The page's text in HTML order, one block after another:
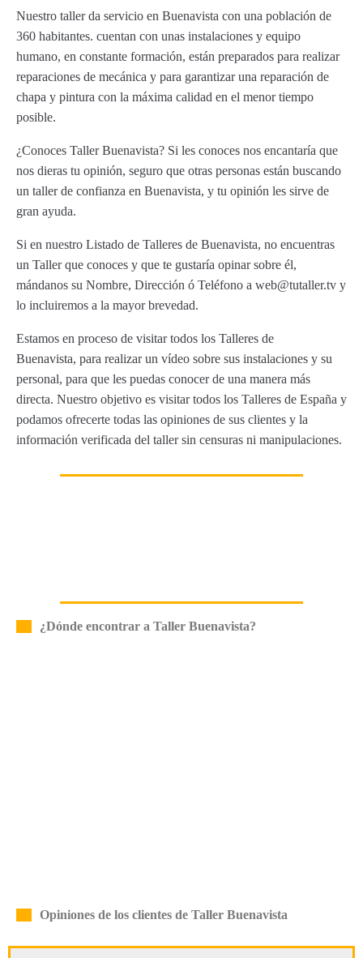
Nuestro taller da servicio en Buenavista con una población de
360 habitantes. cuentan con unas instalaciones y equipo
humano, en constante formación, están preparados para realizar
reparaciones de mecánica y para garantizar una reparación de
chapa y pintura con la máxima calidad en el menor tiempo
posible.
¿Conoces Taller Buenavista? Si les conoces nos encantaría que
nos dieras tu opinión, seguro que otras personas están buscando
un taller de confianza en Buenavista, y tu opinión les sirve de
gran ayuda.
Si en nuestro Listado de Talleres de Buenavista, no encuentras
un Taller que conoces y que te gustaría opinar sobre él,
mándanos su Nombre, Dirección ó Teléfono a web@tutaller.tv y
lo incluiremos a la mayor brevedad.
Estamos en proceso de visitar todos los Talleres de
Buenavista, para realizar un vídeo sobre sus instalaciones y su
personal, para que les puedas conocer de una manera más
directa. Nuestro objetivo es visitar todos los Talleres de España y
podamos ofrecerte todas las opiniones de sus clientes y la
información verificada del taller sin censuras ni manipulaciones.
¿Dónde encontrar a Taller Buenavista?
Opiniones de los clientes de Taller Buenavista